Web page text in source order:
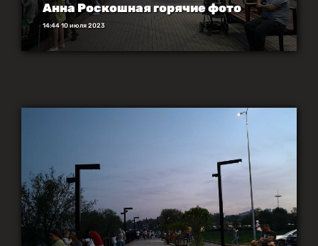
Анна Роскошная горячие фото
14:44 10 июля 2023